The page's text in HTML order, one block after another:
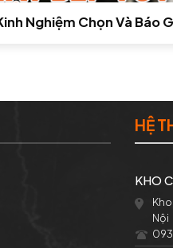
Nghiệm Chọn Và Báo
HỆ
KHO
Nội